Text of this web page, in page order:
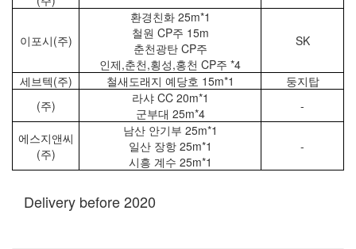
이포시(주)
환경친화 25m*1
철원 CP주 15m
춘천광탄 CP주
인제,춘천,횡성,홍천 CP주 *4
SK
세브텍(주) 철새도래지 예당호 15m*1
둥지탑
(주)
라샤 CC 20m*1
군부대 25m*4
-
에스지앤씨
(주)
남산 안기부 25m*1
일산 장항 25m*1
시흥 계수 25m*1
-
Delivery before 2020